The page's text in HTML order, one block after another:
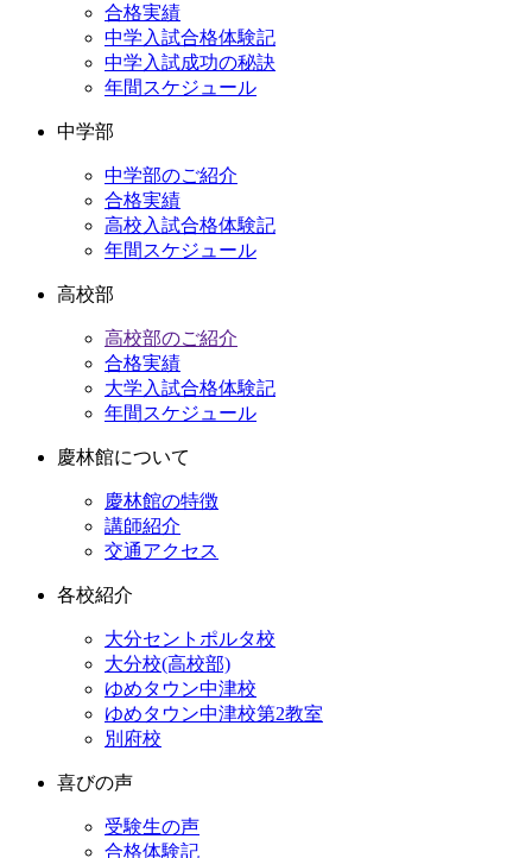
合格実績
中学入試合格体験記
中学入試成功の秘訣
年間スケジュール
中学部
中学部のご紹介
合格実績
高校入試合格体験記
年間スケジュール
高校部
高校部のご紹介
合格実績
大学入試合格体験記
年間スケジュール
慶林館について
慶林館の特徴
講師紹介
交通アクセス
各校紹介
大分セントポルタ校
大分校(高校部)
ゆめタウン中津校
ゆめタウン中津校第2教室
別府校
喜びの声
受験生の声
合格体験記